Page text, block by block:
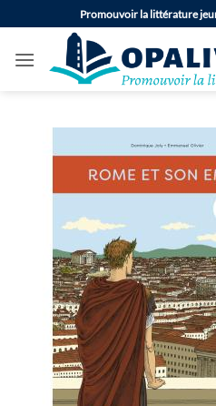
au
contenu
Promouvoir la littérature